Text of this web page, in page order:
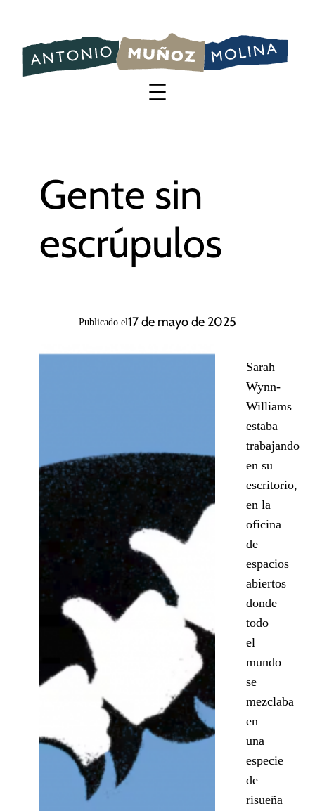
contenido
Gente sin
escrúpulos
Publicado el17 de mayo de 2025
Sarah
Wynn-
Williams
estaba
trabajando
en su
escritorio,
en la
oficina
de
espacios
abiertos
donde
todo
el
mundo
se
mezclaba
en
una
especie
de
risueña